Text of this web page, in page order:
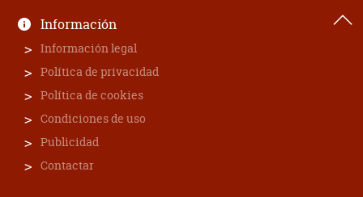
Información
Información legal
Política de privacidad
Política de cookies
Condiciones de uso
Publicidad
Contactar